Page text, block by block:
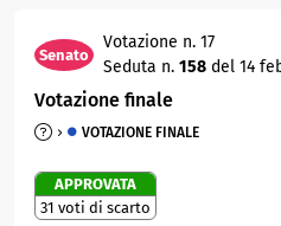
Senato
Votazione n. 17
Seduta n. 158 del 14
Votazione finale
VOTAZIONE FINALE
APPROVATA
31 voti di scarto